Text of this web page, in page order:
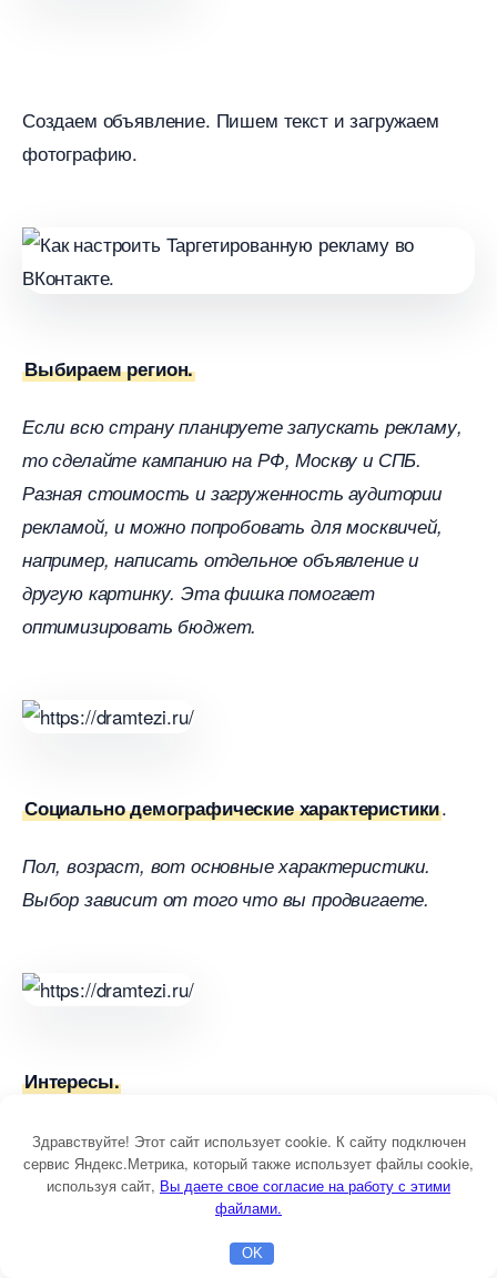
Создаем объявление. Пишем текст и загружаем
фотографию.
ыбираем регион.
Если всю страну планируете запускать рекламу,
то сделайте кампанию на РФ, Москву и СПБ.
Разная стоимость и загруженность аудитории
рекламой, и можно попробовать для москвичей,
например, написать отдельное объявление и
другую картинку. Эта фишка помогает
оптимизировать бюджет.
Социально демографические характеристики.
Пол, возраст, вот основные характеристики.
ыбор зависит от того что вы продвигаете.
Интересы.
Я редко ими пользуюсь, смысл понятен, ВК
определяет интересы людей, по тем что они
сами указали в профиле и по тому какие они
читают посты. Если у вас есть список
сообществ в которых состоит ваша аудитория,
Здравствуйте! Этот сайт использует cookie. К сайту подключен
сервис Яндекс.Метрика, который также использует файлы cookie,
используя сайт, ы даете свое согласие на работу с этими
файлами.
OK